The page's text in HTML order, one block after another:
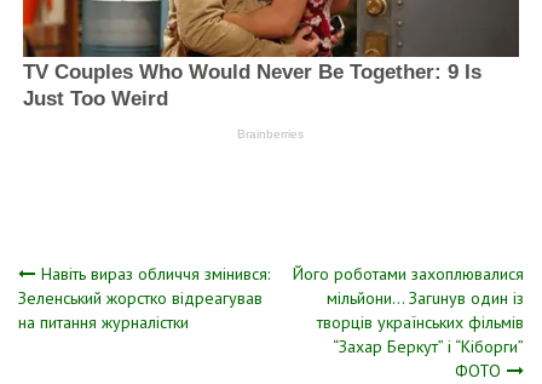
Навігація
записів
Навіть вираз обличчя змінився:
Зеленський жорстко відреагував
на питання журналістки
Його poботами заxoплювалися
мільйони… Загuнув один із
творців укpаїнських фільмів
“Заxар Беpкут” і “Кібоpги”
ФОТО